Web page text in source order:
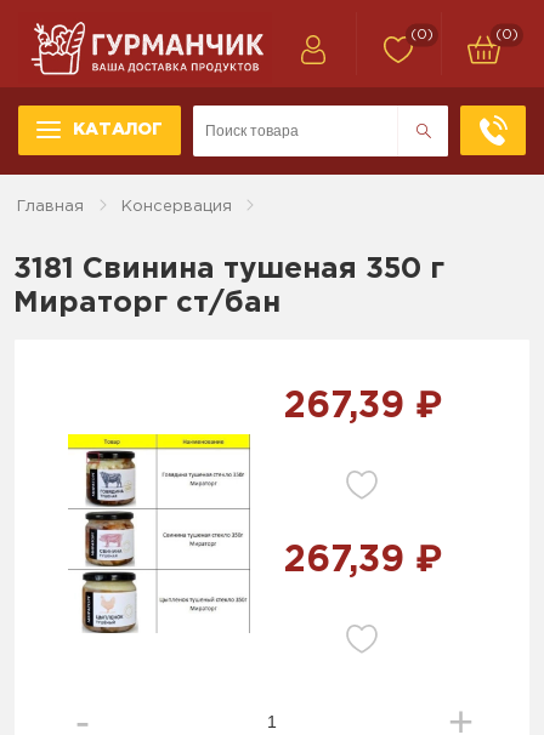
КАТАЛОГ
(0) (0)
Главная Консервация
3181 Свинина тушеная 350 г
Мираторг ст/бан
267,39 ₽
267,39 ₽